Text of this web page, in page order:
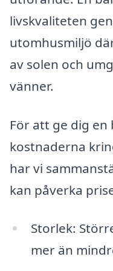
livskvaliteten
utomhusmiljö
av solen och
vänner.
För att ge dig
kostnaderna
har vi
kan påverka
Storlek:
mer än